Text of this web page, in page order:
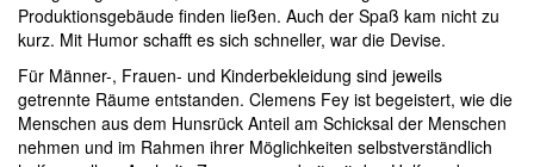
Produktionsgebäude finden ließen. Auch der Spaß kam nicht zu
kurz. Mit Humor schafft es sich schneller, war die Devise.
Für Männer-, Frauen- und Kinderbekleidung sind jeweils
getrennte Räume entstanden. Clemens Fey ist begeistert, wie die
Menschen aus dem Hunsrück Anteil am Schicksal der Menschen
nehmen und im Rahmen ihrer Möglichkeiten selbstverständlich